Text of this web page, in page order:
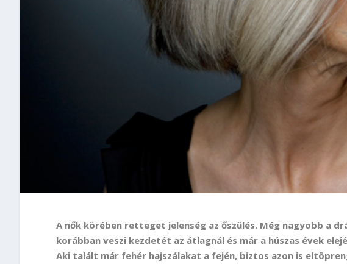
A nők körében retteget jelenség az őszülés. Még nagyobb a
korábban veszi kezdetét az átlagnál és már a húszas évek
Aki talált már fehér hajszálakat a fején, biztos azon is